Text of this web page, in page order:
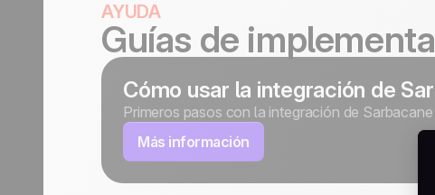
AYUDA
Guías de
Cómo usar la integración de
Primeros pasos con la integración de Sarbacane
Más información